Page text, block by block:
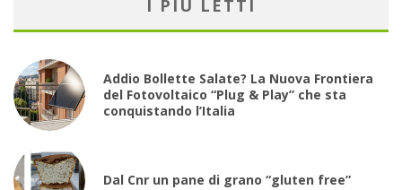
I PIÙ LETTI
Addio Bollette Salate? La Nuova Frontiera
del Fotovoltaico “Plug & Play” che sta
conquistando l’Italia
Dal Cnr un pane di grano “gluten free”